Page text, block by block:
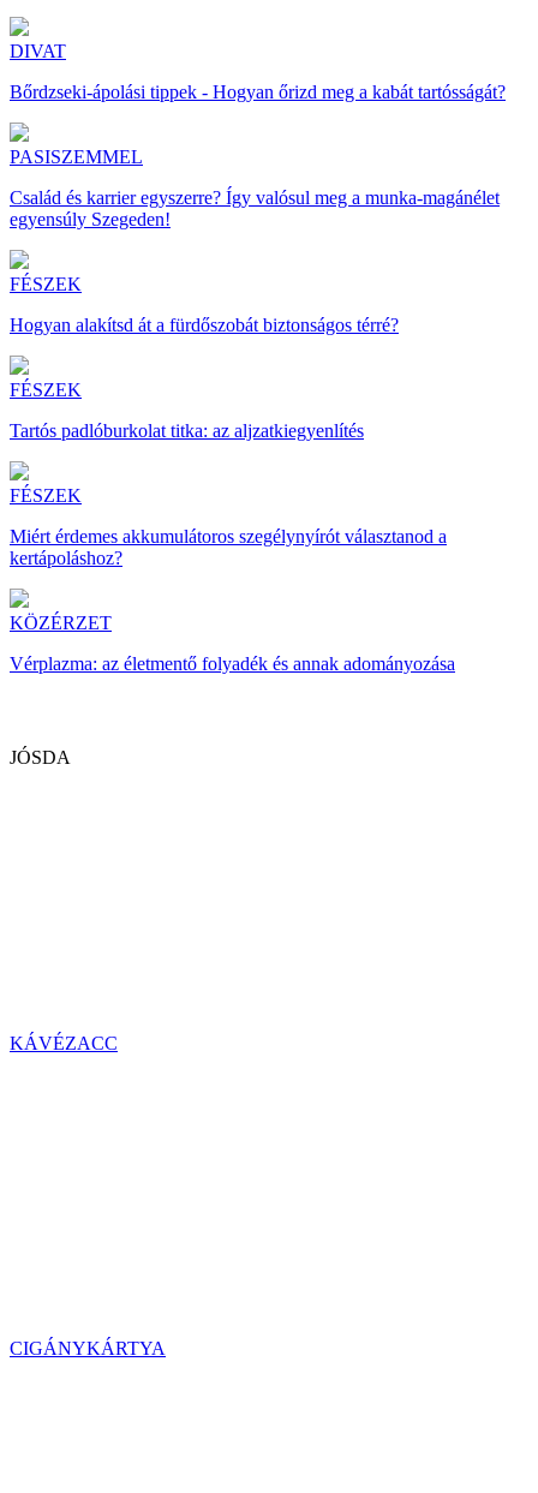
DIVAT
Bőrdzseki-ápolási tippek - Hogyan őrizd meg a kabát tartósságát?
PASISZEMMEL
Család és karrier egyszerre? Így valósul meg a munka-magánélet
egyensúly Szegeden!
FÉSZEK
Hogyan alakítsd át a fürdőszobát biztonságos térré?
FÉSZEK
Tartós padlóburkolat titka: az aljzatkiegyenlítés
FÉSZEK
Miért érdemes akkumulátoros szegélynyírót választanod a
kertápoláshoz?
KÖZÉRZET
Vérplazma: az életmentő folyadék és annak adományozása
JÓSDA
KÁVÉZACC
CIGÁNYKÁRTYA